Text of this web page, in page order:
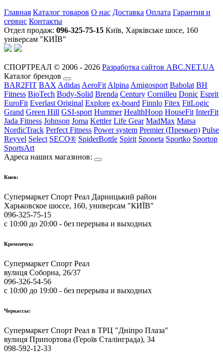
Главная Каталог товаров О нас Доставка Оплата Гарантия и
сервис Контакты
Отдел продаж: 096-325-75-15 Київ, Харківське шосе, 160
універсам "КИЇВ"
СПОРТРЕАЛ © 2006 - 2026 Разработка сайтов ABC.NET.UA
Каталог брендов
BAR2FIT BAX Adidas AeroFit Alpina Amigosport Babolat BH
Fitness BioTech Body-Solid Brenda Century Cornilleu Donic Esprit
EuroFit Everlast Original Explore ex-board Finnlo Fitex FitLogic
Grand Green Hill GSI-sport Hummer HealthHoop HouseFit InterFit
Jada Fitness Johnson Joma Kettler Life Gear MadMax Matsa
NordicTrack Perfect Fitness Power system Premier (Премьер) Pulse
Reyvel Select SECO® SpiderBottle Spirit Sponeta Sportko Sportop
SportsArt
Адреса наших магазинов:
Киев:
Супермаркет Спорт Реал Дарницький район
Харьковское шоссе, 160, универсам "КИЇВ"
096-325-75-15
с 10:00 до 20:00 - без перерыва и выходных
Кременчук:
Супермаркет Спорт Реал
вулиця Соборна, 26/37
096-326-54-56
с 10:00 до 19:00 - без перерыва и выходных
Черкассы:
Супермаркет Спорт Реал в ТРЦ "Дніпро Плаза"
вулиця Припортова (Героїв Сталінграда), 34
098-592-12-33